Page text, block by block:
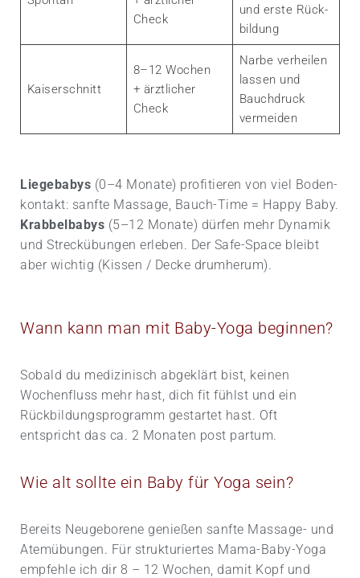
Check
und erste Rück­
bildung
Kaiserschnitt
8–12 Wochen
+ ärztlicher
Check
Narbe verheilen
lassen und
Bauch­druck
vermeiden
Liege­babys (0–4 Monate) profitieren von viel Boden­
kontakt: sanfte Massage, Bauch-Time = Happy Baby.
Krabbel­babys (5–12 Monate) dürfen mehr Dynamik
und Streck­übungen erleben. Der Safe-Space bleibt
aber wichtig (Kissen / Decke drumherum).
Wann kann man mit Baby-Yoga beginnen?
Sobald du medizinisch abgeklärt bist, keinen
Wochenfluss mehr hast, dich fit fühlst und ein
Rückbildungs­programm gestartet hast. Oft
entspricht das ca. 2 Monaten post partum.
Wie alt sollte ein Baby für Yoga sein?
Bereits Neugeborene genießen sanfte Massage- und
Atemübungen. Für strukturiertes Mama-Baby-Yoga
empfehle ich dir 8 – 12 Wochen, damit Kopf und